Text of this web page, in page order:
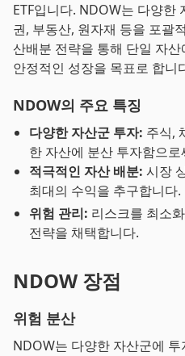
ETF입니다. NDOW는 다양한
권, 부동산, 원자재 등을 포괄
산배분 전략을 통해 단일 자
안정적인 성장을 목표로 합니
NDOW의 주요 특징
다양한 자산군 투자: 주식,
한 자산에 분산 투자함으
적극적인 자산 배분: 시장
최대의 수익을 추구합니다.
위험 관리: 리스크를 최소
전략을 채택합니다.
NDOW 장점
위험 분산
NDOW는 다양한 자산군에